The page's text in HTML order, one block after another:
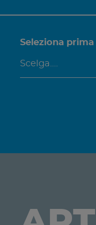
Seleziona